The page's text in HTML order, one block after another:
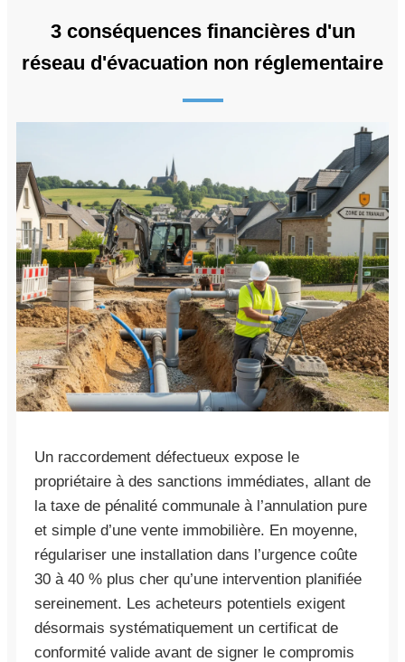
3 conséquences financières d'un
réseau d'évacuation non réglementaire
Un raccordement défectueux expose le
propriétaire à des sanctions immédiates, allant de
la taxe de pénalité communale à l’annulation pure
et simple d’une vente immobilière. En moyenne,
régulariser une installation dans l’urgence coûte
30 à 40 % plus cher qu’une intervention planifiée
sereinement. Les acheteurs potentiels exigent
désormais systématiquement un certificat de
conformité valide avant de signer le compromis